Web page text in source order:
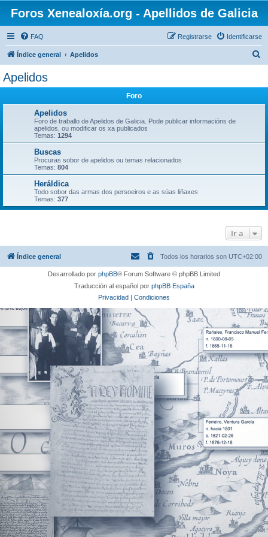
Foros Xenealoxía.org - Apellidos de Galicia
FAQ Identificarse
Registrarse
Índice general Apelidos
Apelidos
Foro
Apelidos
Foro de traballo de Apelidos de Galicia. Pode publicar informacións de
apelidos, ou modificar os xa publicados
Temas: 1294
Buscas
Procuras sobor de apelidos ou temas relacionados
Temas: 804
Heráldica
Todo sobor das armas dos persoeiros e as súas liñaxes
Temas: 377
Ir a
Índice general Todos los horarios son UTC+02:00
Desarrollado por phpBB® Forum Software © phpBB Limited
Traducción al español por phpBB España
Privacidad | Condiciones